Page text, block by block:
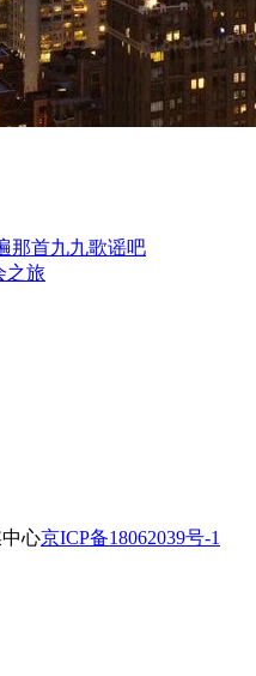
那首九九歌谣吧
之旅
心京ICP备18062039号-1